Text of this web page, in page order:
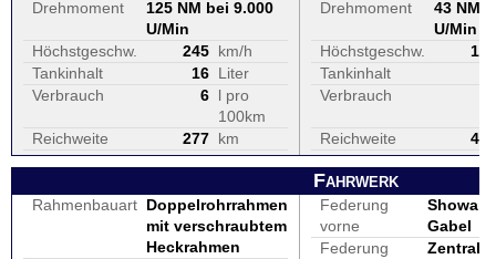
Drehmoment
125 NM bei 9.000
U/Min
Höchstgeschw.
245 km/h
Tankinhalt
16 Liter
Verbrauch
6 l pro
100km
Reichweite
277 km
Drehmoment
43 NM
U/Min
Höchstgeschw.
175
Tankinhalt
Verbrauch
Reichweite 491
Fahrwerk
Rahmenbauart Doppelrohrrahmen
mit verschraubtem
Heckrahmen
Federung
vorne
Showa
Gabel
Federung